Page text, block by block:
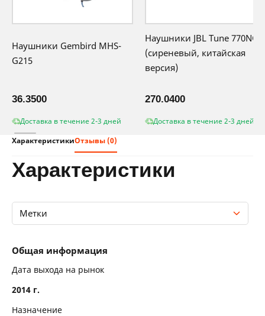
Наушники Gembird MHS-
G215
36.3500
Доставка в течение 2-3 дней
Наушники JBL Tune 770NC
(сиреневый, китайская
версия)
270.0400
Доставка в течение 2-3 дней
ХарактеристикиОтзывы (0)
характеристики
Метки
Основные
Особенности конструкции
Общая информация
Дата выхода на рынок
2014 г.
Назначение